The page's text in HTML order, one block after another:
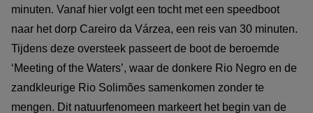
minuten. Vanaf hier volgt een tocht met een speedboot
naar het dorp Careiro da Várzea, een reis van 30 minuten.
Tijdens deze oversteek passeert de boot de beroemde
‘Meeting of the Waters’, waar de donkere Rio Negro en de
zandkleurige Rio Solimões samenkomen zonder te
mengen. Dit natuurfenomeen markeert het begin van de